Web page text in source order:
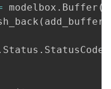
modelbox . Buffer (
( add_buffer
Status . StatusCode